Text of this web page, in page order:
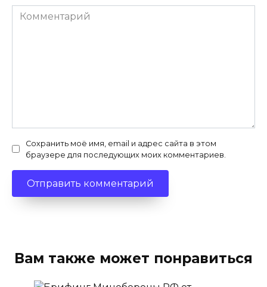
Комментарий
Сохранить моё имя, email и адрес сайта в этом
браузере для последующих моих комментариев.
Вам также может понравиться